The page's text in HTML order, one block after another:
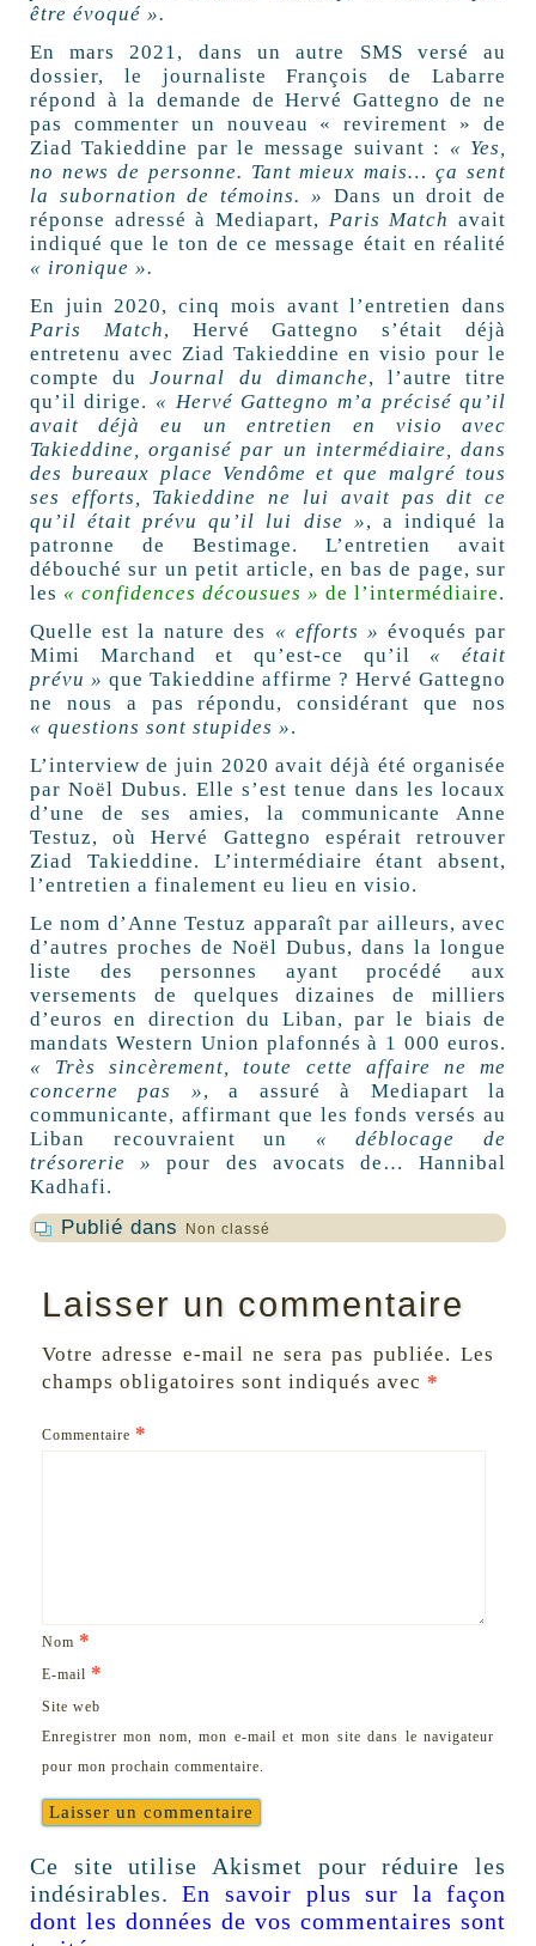
être évoqué ».
En mars 2021, dans un autre SMS versé au
dossier, le journaliste François de Labarre
répond à la demande de Hervé Gattegno de ne
pas commenter un nouveau « revirement » de
Ziad Takieddine par le message suivant : « Yes,
no news de personne. Tant mieux mais… ça sent
la subornation de témoins. » Dans un droit de
réponse adressé à Mediapart, Paris Match avait
indiqué que le ton de ce message était en réalité
« ironique ».
En juin 2020, cinq mois avant l’entretien dans
Paris Match, Hervé Gattegno s’était déjà
entretenu avec Ziad Takieddine en visio pour le
compte duJournal du dimanche, l’autre titre
qu’il dirige. « Hervé Gattegno m’a précisé qu’il
avait déjà eu un entretien en visio avec
Takieddine, organisé par un intermédiaire, dans
des bureaux place Vendôme et que malgré tous
ses efforts, Takieddine ne lui avait pas dit ce
qu’il était prévu qu’il lui dise », a indiqué la
patronne de Bestimage. L’entretien avait
débouché sur un petit article, en bas de page, sur
les « confidences décousues » de l’intermédiaire.
Quelle est la nature des « efforts » évoqués par
Mimi Marchand et qu’est-ce qu’il « était
prévu » que Takieddine affirme ? Hervé Gattegno
ne nous a pas répondu, considérant que nos
« questions sont stupides ».
L’interview de juin 2020 avait déjà été organisée
par Noël Dubus. Elle s’est tenue dans les locaux
d’une de ses amies, la communicante Anne
Testuz, où Hervé Gattegno espérait retrouver
Ziad Takieddine. L’intermédiaire étant absent,
l’entretien a finalement eu lieu en visio.
Le nom d’Anne Testuz apparaît par ailleurs, avec
d’autres proches de Noël Dubus, dans la longue
liste des personnes ayant procédé aux
versements de quelques dizaines de milliers
d’euros en direction du Liban, par le biais de
mandats Western Union plafonnés à 1 000 euros.
« Très sincèrement, toute cette affaire ne me
concerne pas », a assuré à Mediapart la
communicante, affirmant que les fonds versés au
Liban recouvraient un « déblocage de
trésorerie »
pour des avocats de… Hannibal
Kadhafi.
Publié dans
Non classé
Laisser un commentaire
Votre adresse e-mail ne sera pas publiée. Les
champs obligatoires sont indiqués avec *
Commentaire *
Nom *
E-mail *
Site web
Enregistrer mon nom, mon e-mail et mon site dans le navigateur
pour mon prochain commentaire.
Ce site utilise Akismet pour réduire les
indésirables.En savoir plus sur la façon
dont les données de vos commentaires sont